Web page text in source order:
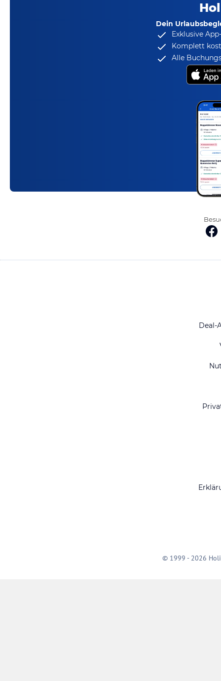
Dein
Exklusive
Komplett
Alle
Deal-
© 1999 - 2026